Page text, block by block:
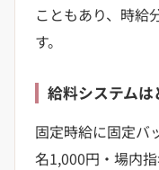
こともあり、時給
す。
給料システムは
固定時給に固定バ
名1,000円・場内